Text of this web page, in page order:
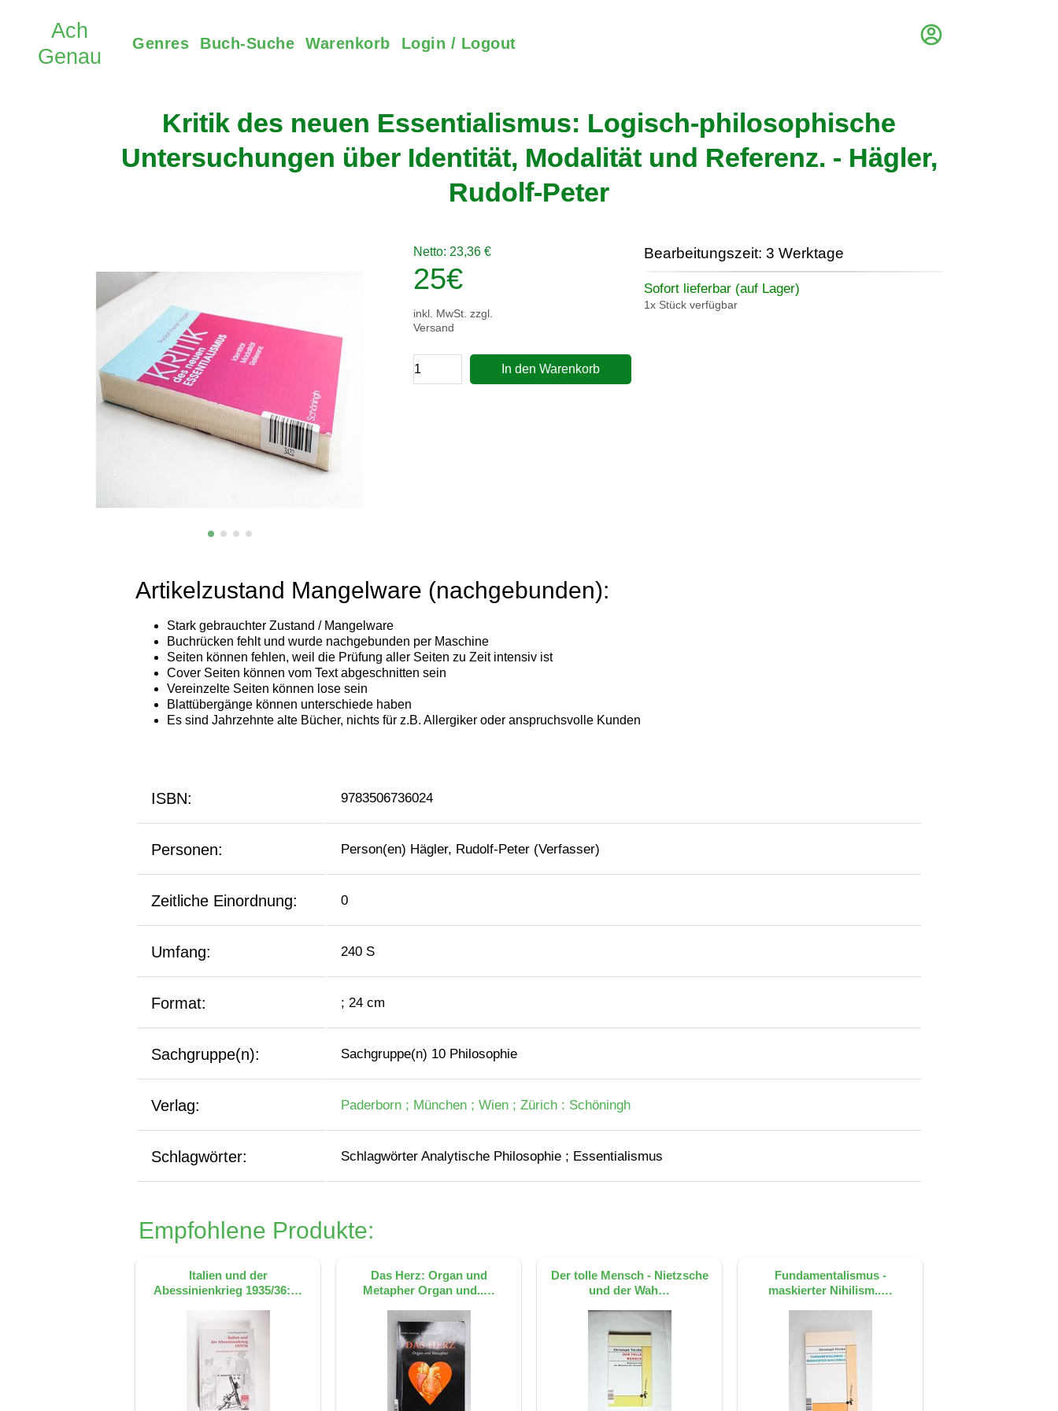
Genres Buch-Suche Warenkorb Login / Logout
Kritik des neuen Essentialismus: Logisch-philosophische
Untersuchungen über Identität, Modalität und Referenz. - Hägler,
Rudolf-Peter
Netto: 23,36 €
25€
inkl. MwSt. zzgl.
Versand
In den Warenkorb
Bearbeitungszeit: 3 Werktage
Sofort lieferbar (auf Lager)
1x Stück verfügbar
ISBN: 9783506736024
Personen: Person(en) Hägler, Rudolf-Peter (Verfasser)
Zeitliche Einordnung: 0
Umfang: 240 S
Format: ; 24 cm
Sachgruppe(n): Sachgruppe(n) 10 Philosophie
Verlag: Paderborn ; München ; Wien ; Zürich : Schöningh
Schlagwörter: Schlagwörter Analytische Philosophie ; Essentialismus
Empfohlene Produkte:
Italien und der
Abessinienkrieg 1935/36:…
Das Herz: Organ und
Metapher Organ und..…
Der tolle Mensch - Nietzsche
und der Wah…
Fundamentalismus -
maskierter Nihilism..…